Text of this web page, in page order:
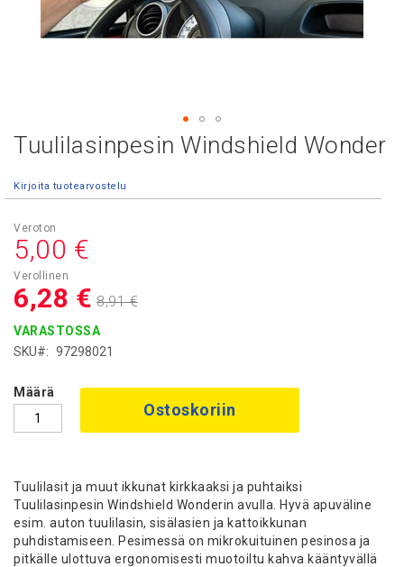
Tuulilasinpesin Windshield Wonder
Kirjoita tuotearvostelu
Asiakashinta
6,28 €
5,00 €
8,91 €
VARASTOSSA
SKU
97298021
Määrä
Ostoskoriin
Tuulilasit ja muut ikkunat kirkkaaksi ja puhtaiksi
Tuulilasinpesin Windshield Wonderin avulla. Hyvä apuväline
esim. auton tuulilasin, sisälasien ja kattoikkunan
puhdistamiseen. Pesimessä on mikrokuituinen pesinosa ja
pitkälle ulottuva ergonomisesti muotoiltu kahva kääntyvällä
Skip
beginning
the
images
gallery